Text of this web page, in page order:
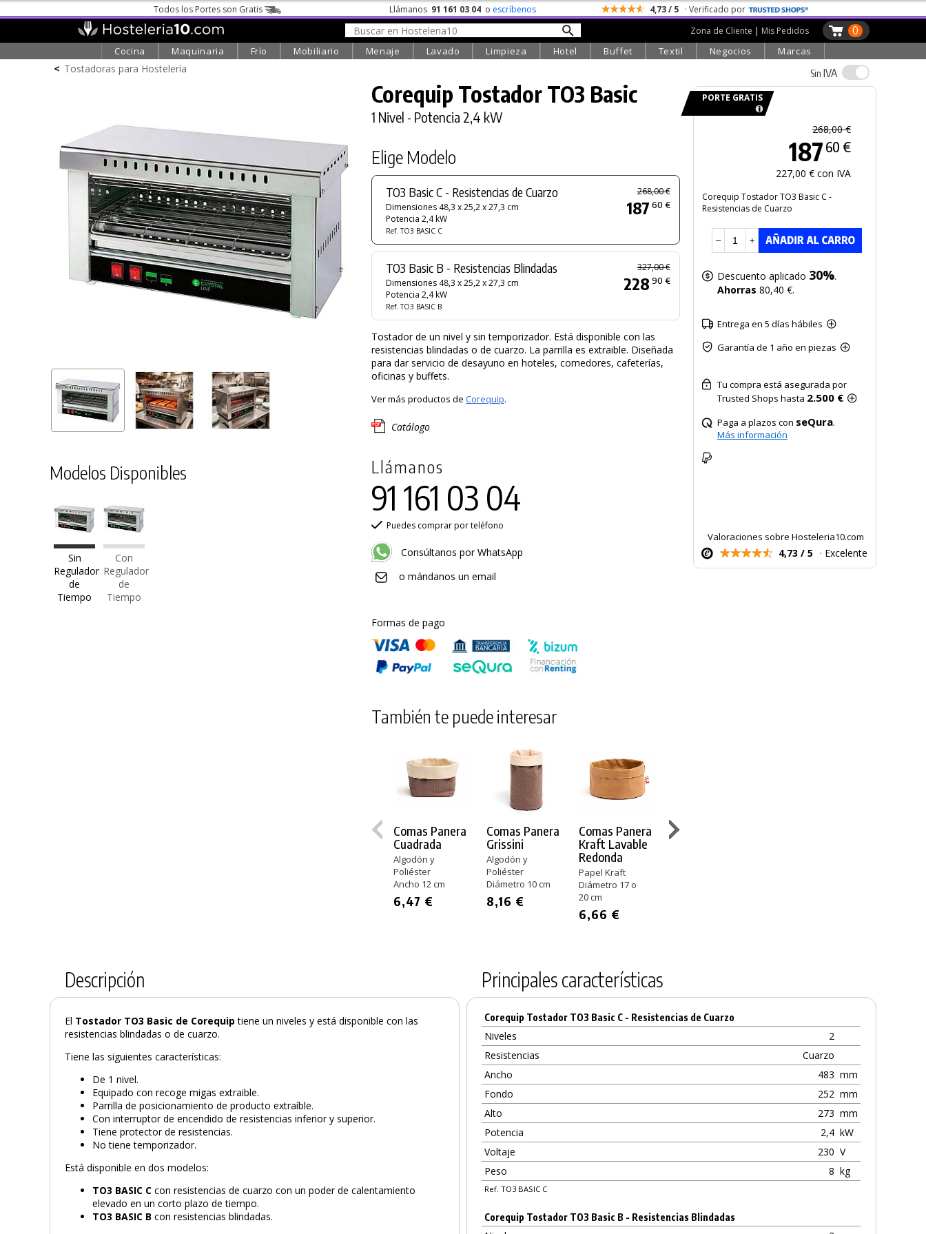
Todos los Portes son Gratis Llámanos 91 161 03 04 o escríbenos 4,73 / 5 · Verificado por
0
Zona de Cliente | Mis Pedidos
Cocina Maquinaria Frío Mobiliario Menaje Lavado Limpieza Hotel Buffet Textil Negocios Marcas
< Tostadoras para Hostelería
Modelos Disponibles
Sin
Regulador
de
Tiempo
Con
Regulador
de
Tiempo
Corequip Tostador TO3 Basic
1 Nivel - Potencia 2,4 kW
Elige Modelo
TO3 Basic C - Resistencias de Cuarzo
Dimensiones 48,3 x 25,2 x 27,3 cm
Potencia 2,4 kW
Ref. TO3 BASIC C
268,00 €
187 60 €
TO3 Basic B - Resistencias Blindadas
Dimensiones 48,3 x 25,2 x 27,3 cm
Potencia 2,4 kW
Ref. TO3 BASIC B
327,00 €
228 90 €
Tostador de un nivel y sin temporizador. Está disponible con las
resistencias blindadas o de cuarzo. La parrilla es extraible. Diseñada
para dar servicio de desayuno en hoteles, comedores, cafeterías,
oficinas y buffets.
Ver más productos de Corequip.
Catálogo
Llámanos
91 161 03 04
Puedes comprar por teléfono
Consúltanos por WhatsApp
o mándanos un email
Formas de pago
También te puede interesar
Comas Panera
Cuadrada
Algodón y
Poliéster
Ancho 12 cm
6,47 €
Comas Panera
Grissini
Algodón y
Poliéster
Diámetro 10 cm
8,16 €
Comas Panera
Kraft Lavable
Redonda
Papel Kraft
Diámetro 17 o
20 cm
6,66 €
Comas Panera
Sin IVA
PORTE GRATIS
268,00 €
187 60 €
227,00 € con IVA
Corequip Tostador TO3 Basic C -
Resistencias de Cuarzo
– +
Descuento aplicado 30%.
Ahorras 80,40 €.
Entrega en 5 días hábiles
Garantía de 1 año en piezas
Tu compra está asegurada por
Trusted Shops hasta 2.500 €
Paga a plazos con seQura.
Más información
Valoraciones sobre Hosteleria10.com
4,73 / 5 · Excelente
Descripción
El Tostador TO3 Basic de Corequiptiene un niveles y está disponible con las
resistencias blindadas o de cuarzo.
Tiene las siguientes características:
De 1 nivel.
Equipado con recoge migas extraible.
Parrilla de posicionamiento de producto extraíble.
Con interruptor de encendido de resistencias inferior y superior.
Tiene protector de resistencias.
No tiene temporizador.
Está disponible en dos modelos:
TO3 BASIC Ccon resistencias de cuarzo con un poder de calentamiento
elevado en un corto plazo de tiempo.
TO3 BASIC Bcon resistencias blindadas.
Principales características
Corequip Tostador TO3 Basic C - Resistencias de Cuarzo
Niveles
2
Resistencias
Cuarzo
Ancho
483 mm
Fondo
252 mm
Alto
273 mm
Potencia
2,4 kW
Voltaje
230 V
Peso
8 kg
Ref. TO3 BASIC C
Corequip Tostador TO3 Basic B - Resistencias Blindadas